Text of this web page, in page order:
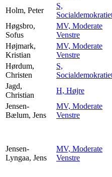
Holm, Peter
S,
Høgsbro,
Sofus
MV, Moderate
Venstre
Højmark,
Kristian
MV, Moderate
Venstre
Hørdum,
Christen
S,
Jagd,
Christian
H, Højre
Jensen-
Bælum, Jens
MV, Moderate
Venstre
Jensen-
Lyngaa, Jens
MV, Moderate
Venstre